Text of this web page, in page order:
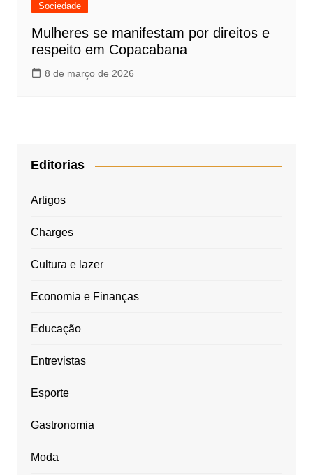
Sociedade
Mulheres se manifestam por direitos e
respeito em Copacabana
8 de março de 2026
Editorias
Artigos
Charges
Cultura e lazer
Economia e Finanças
Educação
Entrevistas
Esporte
Gastronomia
Moda